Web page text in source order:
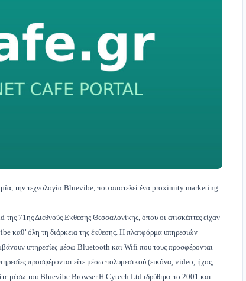
την τεχνολογία Bluevibe, που αποτελεί ένα proximity marketing
της 71ης Διεθνούς Εκθεσης Θεσσαλονίκης, όπου οι επισκέπτες είχαν
καθ’ όλη τη διάρκεια της έκθεσης. Η πλατφόρμα υπηρεσιών
υπηρεσίες μέσω Bluetooth και Wifi που τους προσφέρονται
προσφέρονται είτε μέσω πολυμεσικού (εικόνα, video, ήχος,
μέσω του Bluevibe Browser.Η Cytech Ltd ιδρύθηκε το 2001 και